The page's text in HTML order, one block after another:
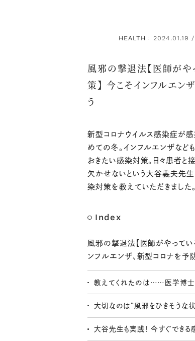
HEALTH
： 2024.01.19
風邪の撃退法【医師が
策】 今こそインフルエン
う
新型コロナウイルス感染症が
めての冬。インフルエンザなど
おきたい感染対策。日々患者と
欠かせないという大谷義夫先
染対策を教えていただきました。
Index
風邪の撃退法【医師がやって
ンフルエンザ、新型コロナを予
教えてくれたのは……医学博
大切なのは“風邪をひきそうな
大谷先生も実践！ 今すぐでき